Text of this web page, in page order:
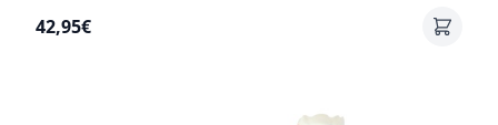
42,95€